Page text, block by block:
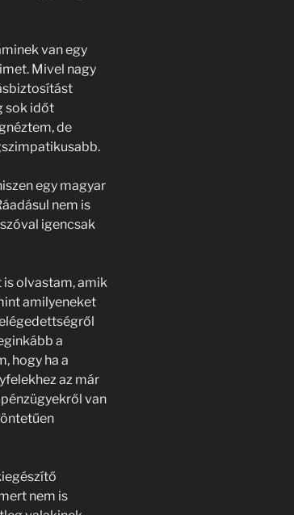
van egy
Mivel nagy
sok időt
de
egy magyar
nem is
igencsak
olvastam, amik
amilyeneket
a
hogy ha a
az már
van
nem is